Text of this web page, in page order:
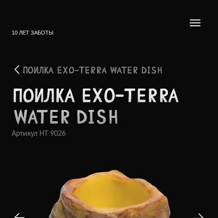
10 ЛЕТ ЗАБОТЫ
ПОИЛКА EXO-TERRA WATER DISH
ПОИЛКА EXO-TERRA
WATER DISH
Артикул HT 9026